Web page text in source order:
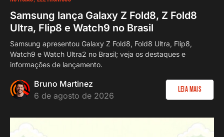
Samsung lança Galaxy Z Fold8, Z Fold8
Ultra, Flip8 e Watch9 no Brasil
Samsung apresentou Galaxy Z Fold8, Fold8 Ultra, Flip8,
Watch9 e Watch Ultra2 no Brasil; veja os destaques e
informações de lançamento.
Bruno Martinez
6 de agosto de 2026
Leia Mais